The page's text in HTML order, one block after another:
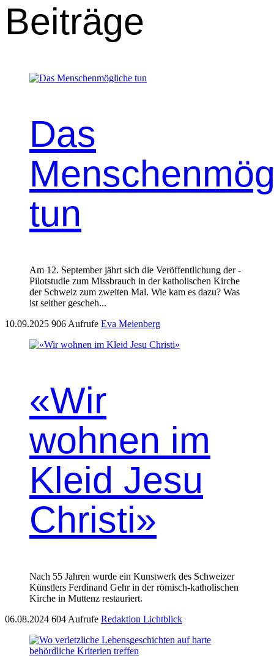
Beiträge
Das
tun
Am 12. September jährt sich die Veröffentlichung der ­
Pilotstudie zum Missbrauch in der katholischen Kirche
der Schweiz zum zweiten Mal. Wie kam es dazu? Was
ist seither gescheh...
10.09.2025 906 Aufrufe Eva Meienberg
«Wir
wohnen im
Kleid Jesu
Christi»
Nach 55 Jahren wurde ein Kunstwerk des Schweizer
Künstlers Ferdinand Gehr in der römisch-katholischen
Kirche in Muttenz restauriert.
06.08.2024 604 Aufrufe Redaktion Lichtblick